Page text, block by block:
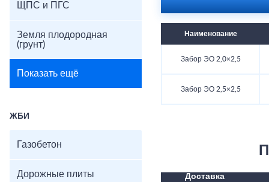
ЩПС и ПГС
Земля плодородная
(грунт)
Показать ещё
ЖБИ
Газобетон
Дорожные плиты
Наименование
Забор ЭО 2,0×2,5
Забор ЭО 2,5×2,5
Доставка